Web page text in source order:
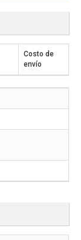
Costo de
envío